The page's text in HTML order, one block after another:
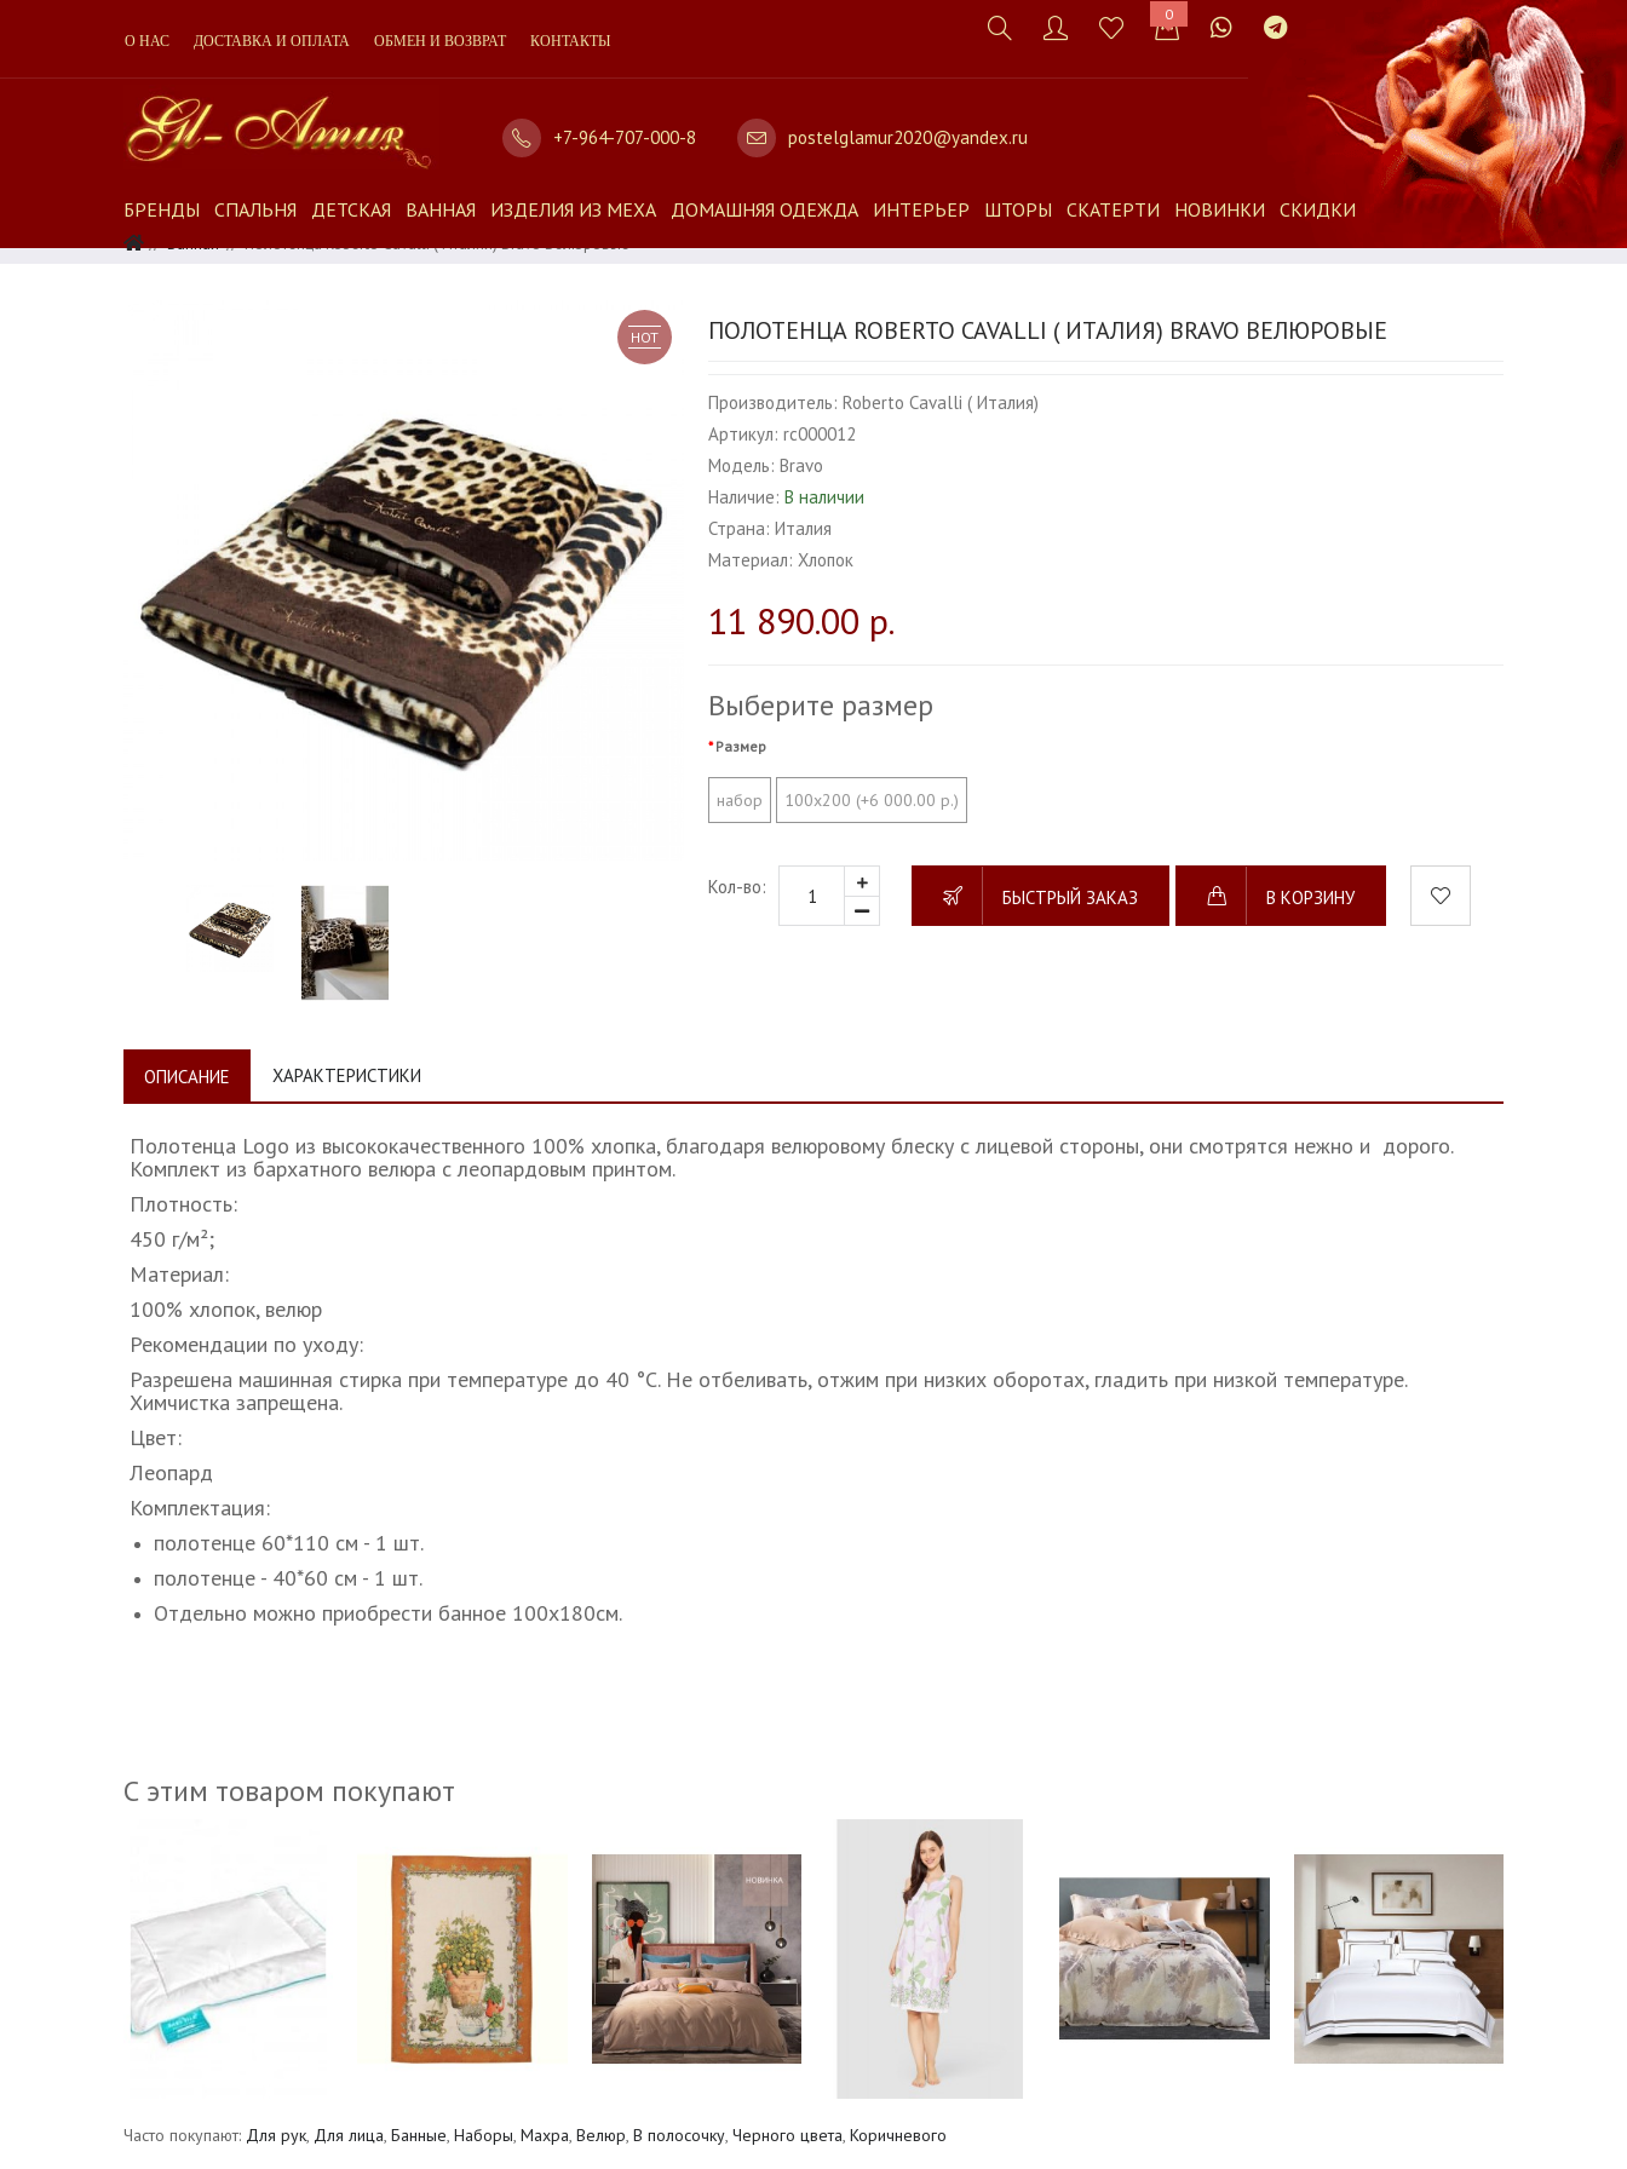
0
О НАС ДОСТАВКА И ОПЛАТА ОБМЕН И ВОЗВРАТ КОНТАКТЫ
+7-964-707-000-8 postelglamur2020@yandex.ru
БРЕНДЫ СПАЛЬНЯ ДЕТСКАЯ ВАННАЯ ИЗДЕЛИЯ ИЗ МЕХА ДОМАШНЯЯ ОДЕЖДА ИНТЕРЬЕР ШТОРЫ СКАТЕРТИ НОВИНКИ СКИДКИ
Ванная Полотенца Roberto Cavalli ( Италия) Bravo Велюровые
HOT ПОЛОТЕНЦА ROBERTO CAVALLI ( ИТАЛИЯ) BRAVO ВЕЛЮРОВЫЕ
Производитель: Roberto Cavalli ( Италия)
Артикул: rc000012
Модель: Bravo
Наличие: В наличии
Страна: Италия
Материал: Хлопок
11 890.00 р.
Выберите размер
Размер
набор 100х200 (+6 000.00 р.)
Кол-во: БЫСТРЫЙ ЗАКАЗ В КОРЗИНУ
ОПИСАНИЕ ХАРАКТЕРИСТИКИ
Полотенца Logo из высококачественного 100% хлопка, благодаря велюровому блеску с лицевой стороны, они смотрятся нежно и дорого.
Комплект из бархатного велюра с леопардовым принтом.
Плотность:
450 г/м²;
Материал:
100% хлопок, велюр
Рекомендации по уходу:
Разрешена машинная стирка при температуре до 40 °С. Не отбеливать, отжим при низких оборотах, гладить при низкой температуре.
Химчистка запрещена.
Цвет:
Леопард
Комплектация:
полотенце 60*110 см - 1 шт.
полотенце - 40*60 см - 1 шт.
Отдельно можно приобрести банное 100х180см.
С этим товаром покупают
Часто покупают: Для рук, Для лица, Банные, Наборы, Махра, Велюр, В полосочку, Черного цвета, Коричневого